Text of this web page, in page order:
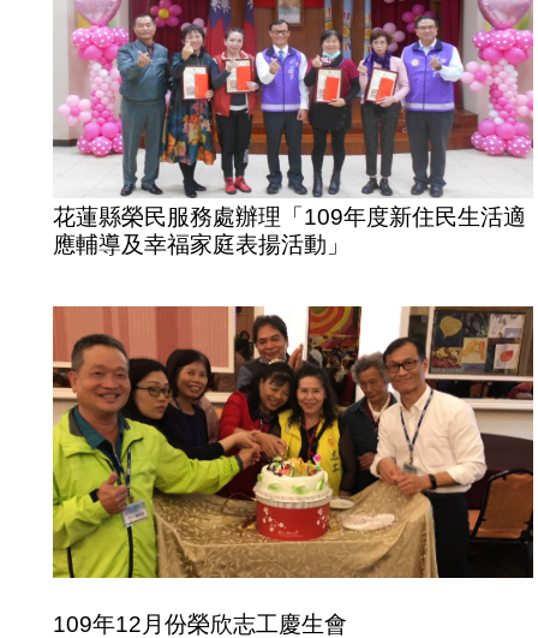
花蓮縣榮民服務處辦理「109年度新住民生活適
應輔導及幸福家庭表揚活動」
109年12月份榮欣志工慶生會